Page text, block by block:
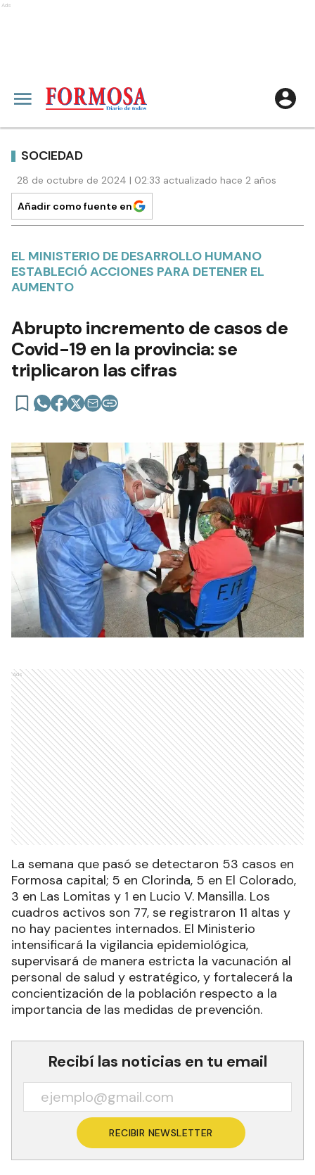
Ads
SOCIEDAD
28 de octubre de 2024 | 02:33 actualizado hace 2 años
Añadir como fuente en
EL MINISTERIO DE DESARROLLO HUMANO
ESTABLECIÓ ACCIONES PARA DETENER EL
AUMENTO
Abrupto incremento de casos de
Covid-19 en la provincia: se
triplicaron las cifras
Ads
La semana que pasó se detectaron 53 casos en
Formosa capital; 5 en Clorinda, 5 en El Colorado,
3 en Las Lomitas y 1 en Lucio V. Mansilla. Los
cuadros activos son 77, se registraron 11 altas y
no hay pacientes internados. El Ministerio
intensificará la vigilancia epidemiológica,
supervisará de manera estricta la vacunación al
personal de salud y estratégico, y fortalecerá la
concientización de la población respecto a la
importancia de las medidas de prevención.
Recibí las noticias en tu email
RECIBIR NEWSLETTER